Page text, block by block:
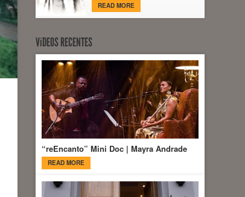
READ MORE
VíDEOS RECENTES
“reEncanto” Mini Doc | Mayra Andrade
READ MORE